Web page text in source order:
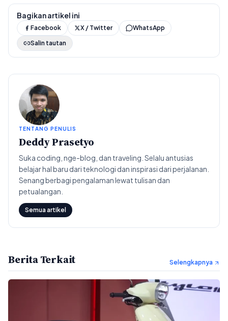
Bagikan artikel ini
Facebook X / Twitter
WhatsApp
Salin tautan
TENTANG PENULIS
Deddy Prasetyo
Suka coding, nge-blog, dan traveling. Selalu antusias
belajar hal baru dari teknologi dan inspirasi dari perjalanan.
Senang berbagi pengalaman lewat tulisan dan
petualangan.
Semua artikel
Berita Terkait Selengkapnya